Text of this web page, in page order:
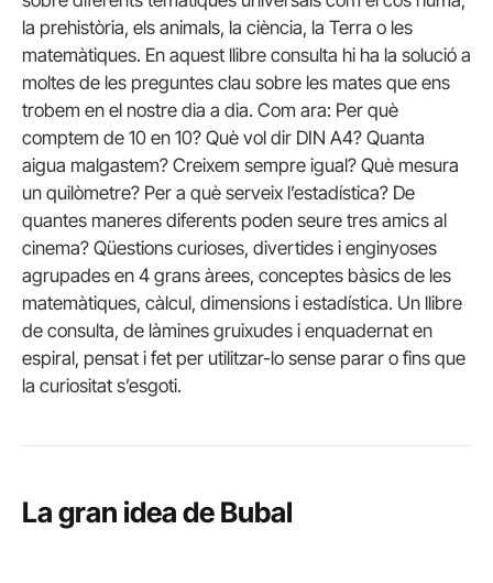
la prehistòria, els animals, la ciència, la Terra o les
matemàtiques. En aquest llibre consulta hi ha la solució a
moltes de les preguntes clau sobre les mates que ens
trobem en el nostre dia a dia. Com ara: Per què
comptem de 10 en 10? Què vol dir DIN A4? Quanta
aigua malgastem? Creixem sempre igual? Què mesura
un quilòmetre? Per a què serveix l’estadística? De
quantes maneres diferents poden seure tres amics al
cinema? Qüestions curioses, divertides i enginyoses
agrupades en 4 grans àrees, conceptes bàsics de les
matemàtiques, càlcul, dimensions i estadística. Un llibre
de consulta, de làmines gruixudes i enquadernat en
espiral, pensat i fet per utilitzar-lo sense parar o fins que
la curiositat s’esgoti.
La gran idea de Bubal